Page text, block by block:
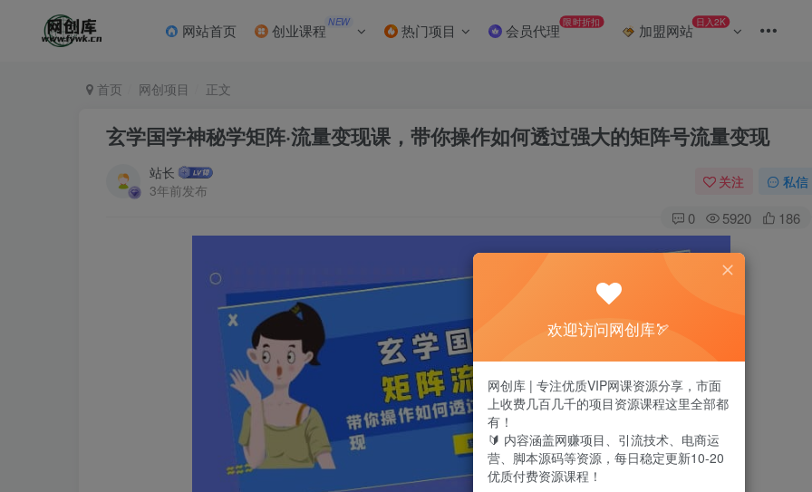
网站首页 创业课程 NEW 热门项目 会员代理 限时折扣 加盟网站 日入2K
首页 网创项目 正文
玄学国学神秘学矩阵·流量变现课，带你操作如何透过强大的矩阵号流量变现
站长
3年前发布
关注 私信
0 5920 186
欢迎访问网创库🏹
网创库 | 专注优质VIP网课资源分享，市面
上收费几百几千的项目资源课程这里全部都
有！
🔰 内容涵盖网赚项目、引流技术、电商运
营、脚本源码等资源，每日稳定更新10-20
优质付费资源课程！